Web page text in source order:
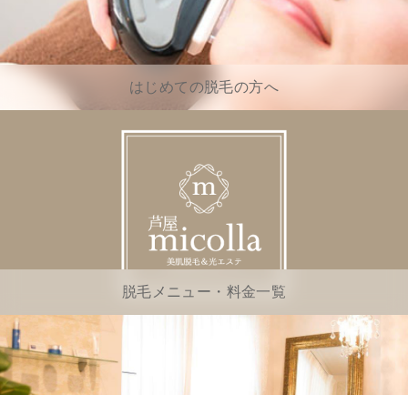
はじめての脱毛の方へ
脱毛メニュー・料金一覧